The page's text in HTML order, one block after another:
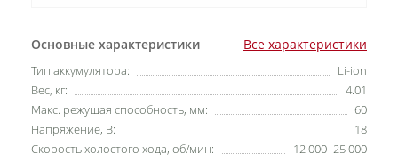
Основные характеристики Все характеристики
Тип аккумулятора:
Li-ion
Вес, кг:
4.01
Макс. режущая способность, мм:
60
Напряжение, В:
18
Скорость холостого хода, об/мин:
12 000–25 000